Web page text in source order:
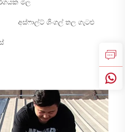
මිල
අස්ෆාල්ට් ශිංගල් තල ගැටළු